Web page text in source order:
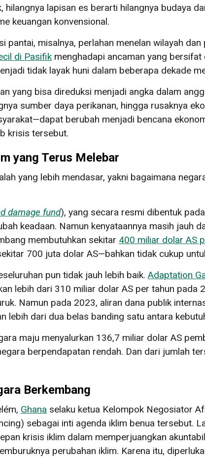
hilangnya lapisan es berarti hilangnya budaya
keuangan konvensional.
pantai, misalnya, perlahan menelan wilayah
di Pasifik menghadapi ancaman yang
tidak layak huni dalam beberapa dekade
yang bisa direduksi menjadi angka dalam
sumber daya perikanan, hingga rusaknya
berubah menjadi bencana
krisis tersebut.
yang Terus Melebar
yang lebih mendasar, yakni bagaimana
damage fund), yang secara resmi dibentuk
keadaan. Namun kenyataannya masih jauh
membutuhkan sekitar 400 miliar dolar AS
700 juta dolar AS—bahkan tidak cukup
pun tidak jauh lebih baik. Adaptation
lebih dari 310 miliar dolar AS per tahun
Namun pada 2023, aliran dana publik
lebih dari dua belas banding satu antara
maju menyalurkan 136,7 miliar dolar AS
berpendapatan rendah. Dan dari jumlah
Berkembang
Ghana selaku ketua Kelompok Negosiator
sebagai inti agenda iklim benua tersebut.
krisis iklim dalam memperjuangkan
perubahan iklim. Karena itu,